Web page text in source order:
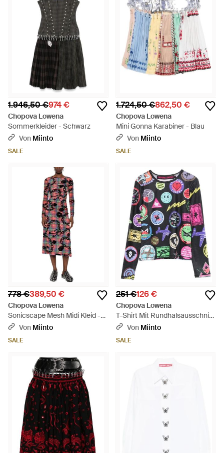
1.946,50 €974 €
Chopova Lowena
Sommerkleider - Schwarz
Von Miinto
SALE
1.724,50 €862,50 €
Chopova Lowena
Mini Gonna Karabiner - Blau
Von Miinto
SALE
778 €389,50 €
Chopova Lowena
Sonicscape Mesh Midi Kleid -
RotVon Miinto
SALE
251 €126 €
Chopova Lowena
T-Shirt Mit Rundhalsausschnitt
Und Langen Ärmeln - Blau
Von Miinto
SALE